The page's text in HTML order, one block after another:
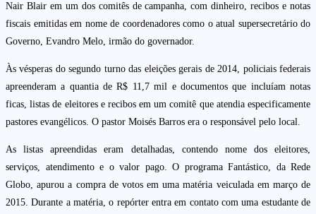
Nair Blair em um dos comitês de campanha, com dinheiro, recibos e notas
fiscais emitidas em nome de coordenadores como o atual supersecretário do
Governo, Evandro Melo, irmão do governador.
Às vésperas do segundo turno das eleições gerais de 2014, policiais federais
apreenderam a quantia de R$ 11,7 mil e documentos que incluíam notas
ficas, listas de eleitores e recibos em um comitê que atendia especificamente
pastores evangélicos. O pastor Moisés Barros era o responsável pelo local.
As listas apreendidas eram detalhadas, contendo nome dos eleitores,
serviços, atendimento e o valor pago. O programa Fantástico, da Rede
Globo, apurou a compra de votos em uma matéria veiculada em março de
2015. Durante a matéria, o repórter entra em contato com uma estudante de